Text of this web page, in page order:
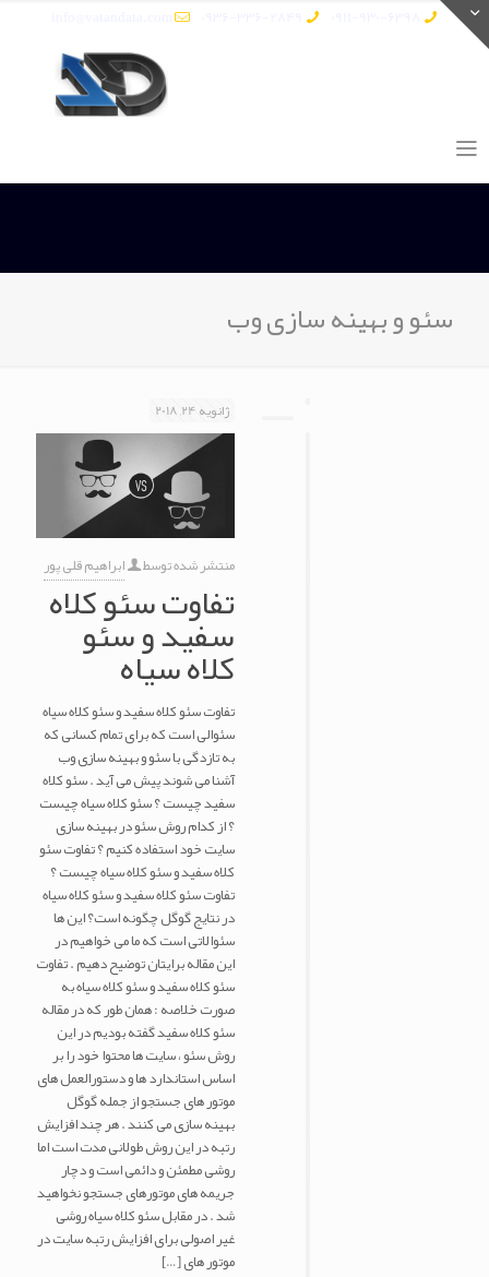
سئو و بهینه سازی وب
ژانویه 24, 2018
منتشر شده توسط ابراهیم قلی پور
تفاوت سئو کلاه
سفید و سئو
کلاه سیاه
تفاوت سئو کلاه سفید و سئو کلاه سیاه
سئوالی است که برای تمام کسانی که
به تازدگی با سئو و بهینه سازی وب
آشنا می شوند پیش می آید . سئو کلاه
سفید چیست ؟ سئو کلاه سیاه چیست
؟ از کدام روش سئو در بهینه سازی
سایت خود استفاده کنیم ؟ تفاوت سئو
کلاه سفید و سئو کلاه سیاه چیست ؟
تفاوت سئو کلاه سفید و سئو کلاه سیاه
در نتایج گوگل چگونه است؟ این ها
سئوالاتی است که ما می خواهیم در
این مقاله برایتان توضیح دهیم . تفاوت
سئو کلاه سفید و سئو کلاه سیاه به
صورت خلاصه : همان طور که در مقاله
سئو کلاه سفید گفته بودیم در این
روش سئو ، سایت ها محتوا خود را بر
اساس استاندارد ها و دستورالعمل های
موتور های جستجو از جمله گوگل
بهینه سازی می کنند . هر چند افزایش
رتبه در این روش طولانی مدت است اما
روشی مطمئن و دائمی است و دچار
جریمه های موتورهای جستجو نخواهید
شد . در مقابل سئو کلاه سیاه روشی
غیر اصولی برای افزایش رتبه سایت در
موتور های[…]